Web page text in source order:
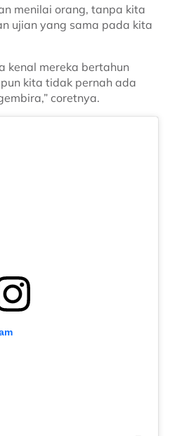
menilai orang, tanpa kita
ujian yang sama pada kita
kenal mereka bertahun
kita tidak pernah ada
coretnya.